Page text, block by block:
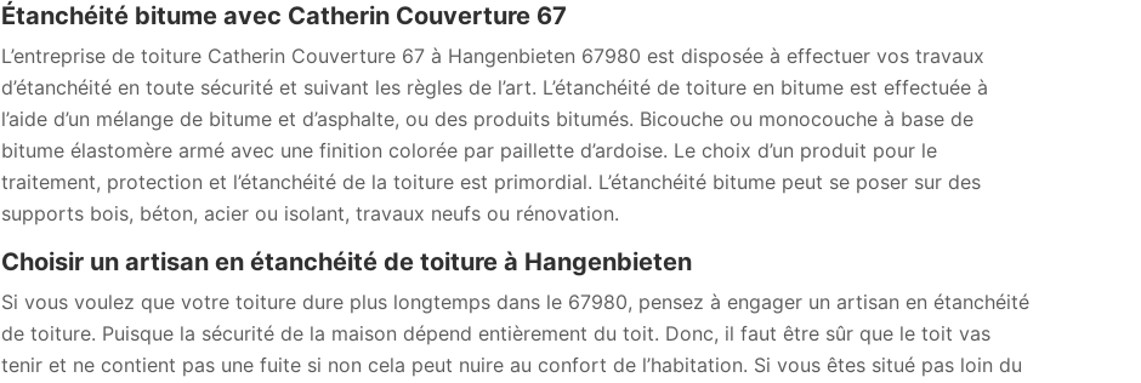
Étanchéité bitume avec Catherin Couverture 67
L’entreprise de toiture Catherin Couverture 67 à Hangenbieten 67980 est disposée à effectuer vos travaux
d’étanchéité en toute sécurité et suivant les règles de l’art. L’étanchéité de toiture en bitume est effectuée à
l’aide d’un mélange de bitume et d’asphalte, ou des produits bitumés. Bicouche ou monocouche à base de
bitume élastomère armé avec une finition colorée par paillette d’ardoise. Le choix d’un produit pour le
traitement, protection et l’étanchéité de la toiture est primordial. L’étanchéité bitume peut se poser sur des
supports bois, béton, acier ou isolant, travaux neufs ou rénovation.
Choisir un artisan en étanchéité de toiture à Hangenbieten
Si vous voulez que votre toiture dure plus longtemps dans le 67980, pensez à engager un artisan en étanchéité
de toiture. Puisque la sécurité de la maison dépend entièrement du toit. Donc, il faut être sûr que le toit vas
tenir et ne contient pas une fuite si non cela peut nuire au confort de l’habitation. Si vous êtes situé pas loin du